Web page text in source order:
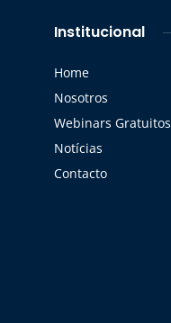
Institucional
Home
Nosotros
Webinars Gratuitos
Notícias
Contacto